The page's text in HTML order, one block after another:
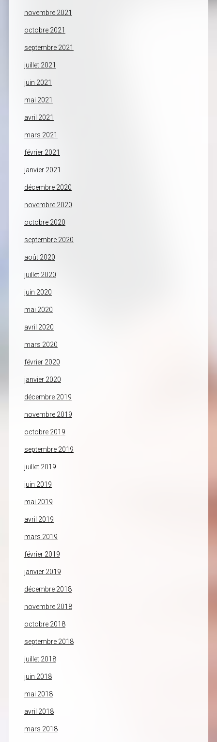
novembre 2021
octobre 2021
septembre 2021
juillet 2021
juin 2021
mai 2021
avril 2021
mars 2021
février 2021
janvier 2021
décembre 2020
novembre 2020
octobre 2020
septembre 2020
août 2020
juillet 2020
juin 2020
mai 2020
avril 2020
mars 2020
février 2020
janvier 2020
décembre 2019
novembre 2019
octobre 2019
septembre 2019
juillet 2019
juin 2019
mai 2019
avril 2019
mars 2019
février 2019
janvier 2019
décembre 2018
novembre 2018
octobre 2018
septembre 2018
juillet 2018
juin 2018
mai 2018
avril 2018
mars 2018